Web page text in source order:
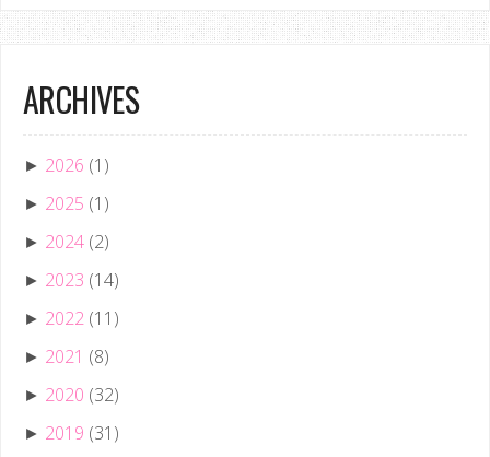
ARCHIVES
► 2026 (1)
► 2025 (1)
► 2024 (2)
► 2023 (14)
► 2022 (11)
► 2021 (8)
► 2020 (32)
► 2019 (31)